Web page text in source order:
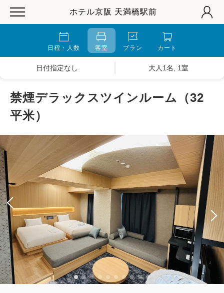
ホテル京阪 天満橋駅前
日程・人数 客室 プラン カート
日付指定なし 大人1名, 1室
禁煙デラックスツインルーム（32
平米）